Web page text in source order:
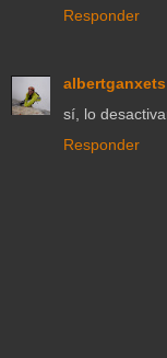
Responder
albertganxets
sí, lo
Responder